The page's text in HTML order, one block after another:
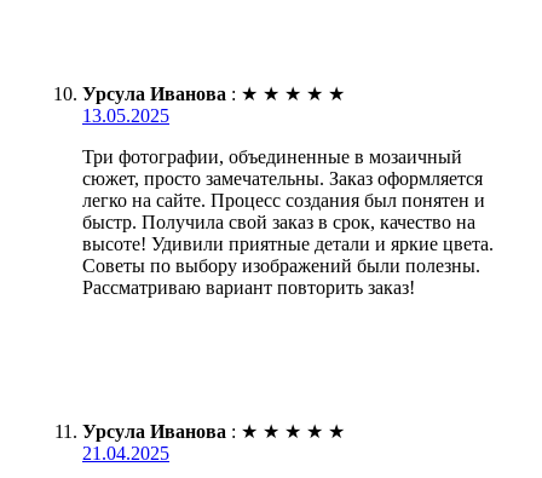
Урсула Иванова : ★ ★ ★ ★ ★
13.05.2025
Три фотографии, объединенные в мозаичный
сюжет, просто замечательны. Заказ оформляется
легко на сайте. Процесс создания был понятен и
быстр. Получила свой заказ в срок, качество на
высоте! Удивили приятные детали и яркие цвета.
Советы по выбору изображений были полезны.
Рассматриваю вариант повторить заказ!
Урсула Иванова : ★ ★ ★ ★ ★
21.04.2025